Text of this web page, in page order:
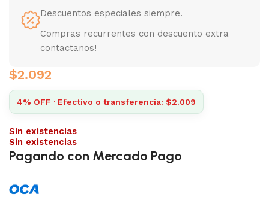
Descuentos especiales siempre.
Compras recurrentes con descuento extra
contactanos!
$2.092
4% OFF · Efectivo o transferencia: $2.009
Sin existencias
Sin existencias
Pagando con Mercado Pago